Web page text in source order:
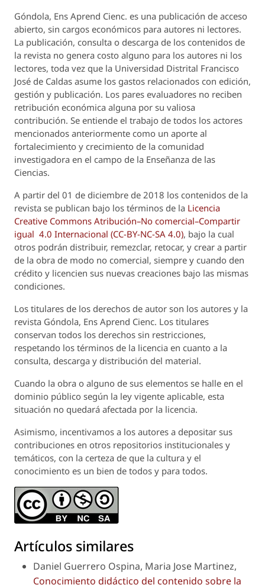
Góndola, Ens Aprend Cienc. es una publicación de acceso
abierto, sin cargos económicos para autores ni lectores.
La publicación, consulta o descarga de los contenidos de
la revista no genera costo alguno para los autores ni los
lectores, toda vez que la Universidad Distrital Francisco
José de Caldas asume los gastos relacionados con edición,
gestión y publicación. Los pares evaluadores no reciben
retribución económica alguna por su valiosa
contribución. Se entiende el trabajo de todos los actores
mencionados anteriormente como un aporte al
fortalecimiento y crecimiento de la comunidad
investigadora en el campo de la Enseñanza de las
Ciencias.
A partir del 01 de diciembre de 2018 los contenidos de la
revista se publican bajo los términos de la Licencia
Creative Commons Atribución–No comercial–Compartir
igual 4.0 Internacional (CC-BY-NC-SA 4.0), bajo la cual
otros podrán distribuir, remezclar, retocar, y crear a partir
de la obra de modo no comercial, siempre y cuando den
crédito y licencien sus nuevas creaciones bajo las mismas
condiciones.
Los titulares de los derechos de autor son los autores y la
revista Góndola, Ens Aprend Cienc. Los titulares
conservan todos los derechos sin restricciones,
respetando los términos de la licencia en cuanto a la
consulta, descarga y distribución del material.
Cuando la obra o alguno de sus elementos se halle en el
dominio público según la ley vigente aplicable, esta
situación no quedará afectada por la licencia.
Asimismo, incentivamos a los autores a depositar sus
contribuciones en otros repositorios institucionales y
temáticos, con la certeza de que la cultura y el
conocimiento es un bien de todos y para todos.
Artículos similares
Daniel Guerrero Ospina, Maria Jose Martinez,
Conocimiento didáctico del contenido sobre la